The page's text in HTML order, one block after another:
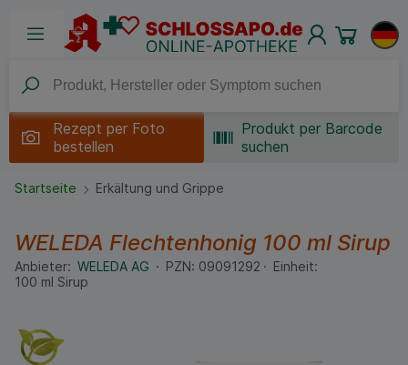
Rezept per Foto
bestellen
Produkt per Barcode
suchen
Startseite Erkältung und Grippe
WELEDA Flechtenhonig 100 ml Sirup
Anbieter: WELEDA AG PZN: 09091292
Einheit:
100 ml Sirup